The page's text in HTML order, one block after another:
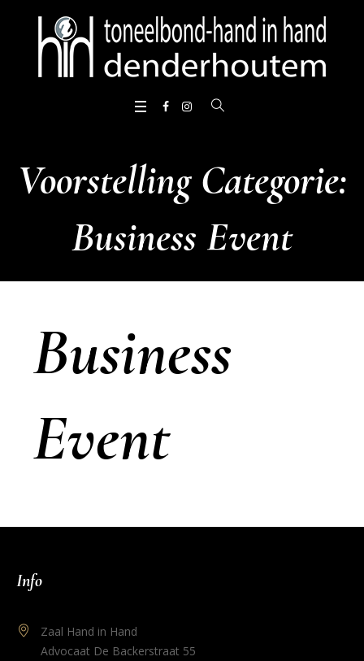
Voorstelling Categorie:
Business Event
Business
Event
Info
Zaal Hand in Hand
Advocaat De Backerstraat 55